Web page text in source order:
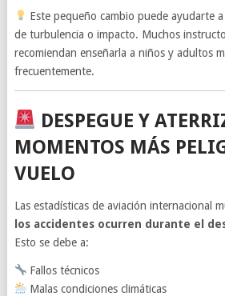
Este pequeño cambio puede ayudarte
de turbulencia o impacto. Muchos
recomiendan enseñarla a niños y adultos
frecuentemente.
DESPEGUE Y
MOMENTOS MÁS
VUELO
Las estadísticas de aviación internacional
los accidentes ocurren durante el
Esto se debe a:
Fallos técnicos
Malas condiciones climáticas